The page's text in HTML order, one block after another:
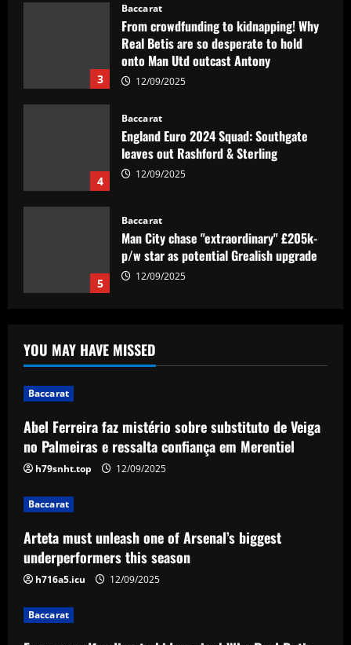
3
Baccarat
From crowdfunding to kidnapping! Why
Real Betis are so desperate to hold
onto Man Utd outcast Antony
12/09/2025
4
Baccarat
England Euro 2024 Squad: Southgate
leaves out Rashford & Sterling
12/09/2025
5
Baccarat
Man City chase "extraordinary" £205k-
p/w star as potential Grealish upgrade
12/09/2025
substituto de Veiga no Palmeiras e
ressalta confiança em Merentiel
Baccarat
Arteta must unleash one of Arsenal’s
biggest underperformers this season
From crowdfunding to kidnapping! Why
Real Betis are so desperate to hold
YOU MAY HAVE MISSED
Baccarat
Abel Ferreira faz mistério sobre substituto de Veiga
no Palmeiras e ressalta confiança em Merentiel
h79snht.top 12/09/2025
Baccarat
Arteta must unleash one of Arsenal’s biggest
underperformers this season
h716a5.icu 12/09/2025
Baccarat